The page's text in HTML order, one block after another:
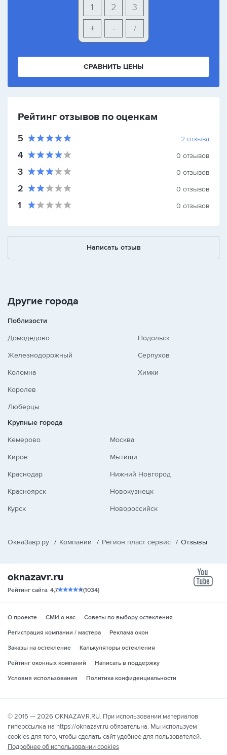
3
2
1
+
- /
СРАВНИТЬ ЦЕНЫ
Рейтинг отзывов по оценкам
5 2 отзыва
4 0 отзывов
3 0 отзывов
2 0 отзывов
1 0 отзывов
Написать отзыв
Другие города
Поблизости
Домодедово
Железнодорожный
Коломна
Королев
Люберцы
Подольск
Серпухов
Химки
Крупные города
Кемерово
Киров
Краснодар
Красноярск
Курск
Москва
Мытищи
Нижний Новгород
Новокузнецк
Новороссийск
ОкнаЗавр.ру / Компании / Регион пласт сервис / Отзывы
Рейтинг сайта: 4,7 (1034)
О проекте СМИ о нас
Советы по выбору остекления
Регистрация компании / мастера
Реклама окон
Заказы на остекление
Калькуляторы остекления
Рейтинг оконных компаний
Написать в поддержку
Условия использования
Политика конфиденциальности
© 2015 — 2026 OKNAZAVR.RU. При использовании материалов
гиперссылка на https://oknazavr.ru обязательна. Мы используем
cookies для того, чтобы сделать сайт удобнее для пользователей.
Подробнее об использовании cookies